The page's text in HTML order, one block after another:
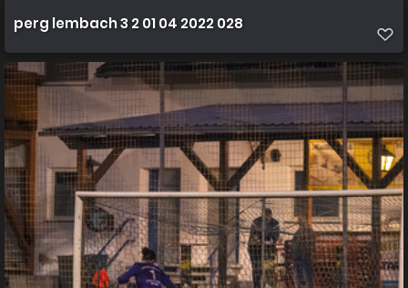
perg lembach 3 2 01 04 2022 028